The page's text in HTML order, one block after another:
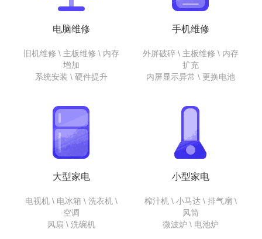
电脑维修
旧机维修 \ 主板维修 \ 内存
增加
系统安装 \ 硬件提升
手机维修
外屏破碎 \ 主板维修 \ 内存
扩充
内屏显示异常 \ 更换电池
大型家电
电视机 \ 电冰箱 \ 洗衣机 \
空调
风扇 \ 洗碗机
小型家电
榨汁机 \ 小马达 \ 排气扇 \
风筒
微波炉 \ 电池炉